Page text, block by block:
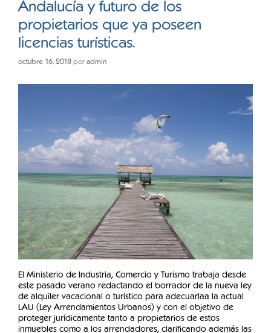
Andalucía y futuro de los
propietarios que ya poseen
licencias turísticas.
octubre 16, 2018 por admin
El Ministerio de Industria, Comercio y Turismo trabaja desde
este pasado verano redactando el borrador de la nueva ley
de alquiler vacacional o turístico para adecuarlaa la actual
LAU (Ley Arrendamientos Urbanos) y con el objetivo de
proteger jurídicamente tanto a propietarios de estos
inmuebles como a los arrendadores, clarificando además las